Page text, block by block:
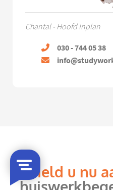
Chantal - Hoofd Inplan
030 - 744 05 38
Meld u nu